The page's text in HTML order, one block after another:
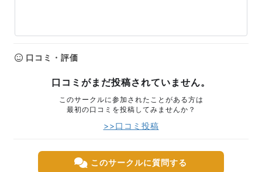
口コミ・評価
口コミがまだ投稿されていません。
このサークルに参加されたことがある方は
最初の口コミを投稿してみませんか？
>>口コミ投稿
このサークルに質問する